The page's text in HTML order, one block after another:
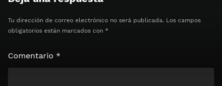
Tu dirección de correo electrónico no será publicada. Los campos
obligatorios están marcados con *
Comentario *